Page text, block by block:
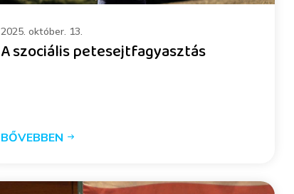
2025. október. 13.
A szociális petesejtfagyasztás
BŐVEBBEN